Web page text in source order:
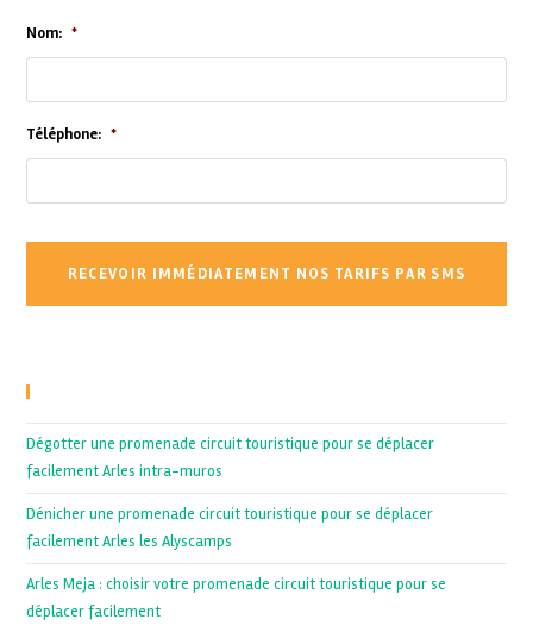
Nom: *
Téléphone: *
Dégotter une promenade circuit touristique pour se déplacer
facilement Arles intra-muros
Dénicher une promenade circuit touristique pour se déplacer
facilement Arles les Alyscamps
Arles Meja : choisir votre promenade circuit touristique pour se
déplacer facilement